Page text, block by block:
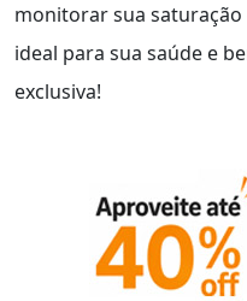
monitorar sua saturação
ideal para sua saúde e
exclusiva!